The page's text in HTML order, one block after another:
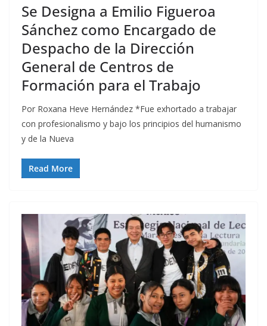
Se Designa a Emilio Figueroa
Sánchez como Encargado de
Despacho de la Dirección
General de Centros de
Formación para el Trabajo
Por Roxana Heve Hernández *Fue exhortado a trabajar
con profesionalismo y bajo los principios del humanismo
y de la Nueva
Read More